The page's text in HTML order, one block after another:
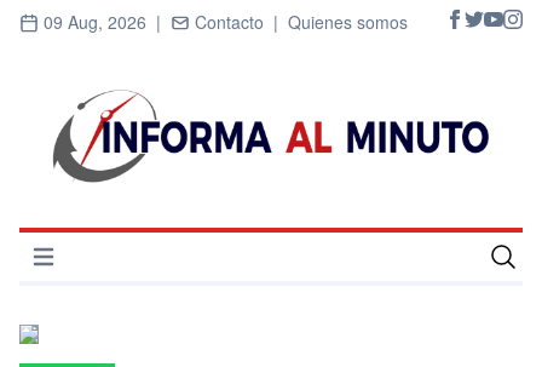
09 Aug, 2026 | Contacto | Quienes somos
Abrir menú